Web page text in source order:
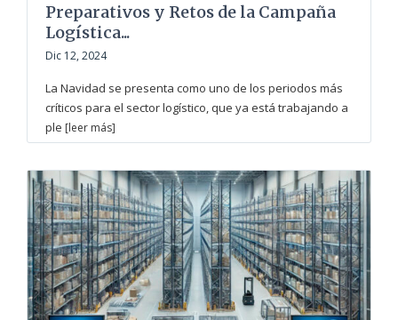
Preparativos y Retos de la Campaña
Logística...
Dic 12, 2024
La Navidad se presenta como uno de los periodos más
críticos para el sector logístico, que ya está trabajando a
ple [leer más]